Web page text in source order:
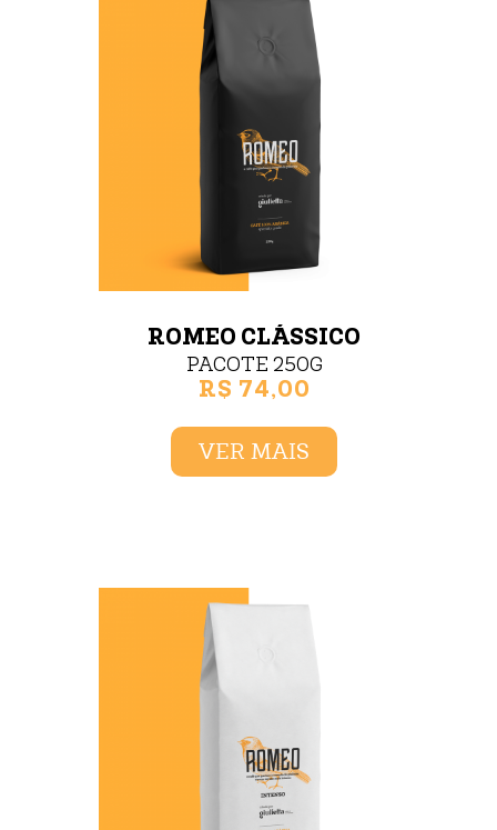
ROMEO CLÁSSICO
PACOTE 250G
R$ 74,00
VER MAIS